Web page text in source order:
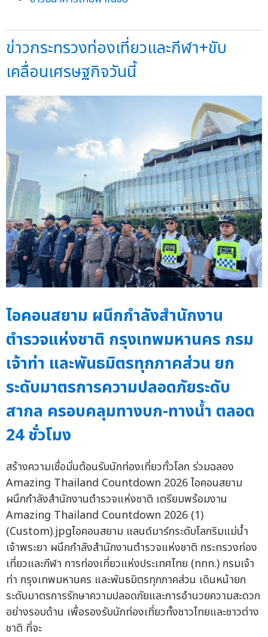
ข่าวกระทรวงท่องเที่ยวและกีฬา+ขับ
เคลื่อนเศรษฐกิจวันนี้
ไอคอนสยาม ผนึกกำลังสำนักงาน
ตำรวจแห่งชาติ กรุงเทพมหานคร กรม
เจ้าท่า และพันธมิตรทุกภาคส่วน ยก
ระดับมาตรการความปลอดภัยระดับ
สากล ครอบคลุมทางบก-ทางน้ำ ตลอด
24 ชั่วโมง
สร้างความเชื่อมั่นต้อนรับนักท่องเที่ยวทั่วโลก ร่วมฉลอง
Amazing Thailand Countdown 2026 ไอคอนสยาม
ผนึกกำลังสำนักงานตำรวจแห่งชาติ เตรียมพร้อมงาน
Amazing Thailand Countdown 2026 (1)
(Custom).jpgไอคอนสยาม แลนด์มาร์กระดับโลกริมแม่น้ำ
เจ้าพระยา ผนึกกำลังสำนักงานตำรวจแห่งชาติ กระทรวงท่อง
เที่ยวและกีฬา การท่องเที่ยวแห่งประเทศไทย (ททท.) กรมเจ้า
ท่า กรุงเทพมหานคร และพันธมิตรทุกภาคส่วน เดินหน้ายก
ระดับมาตรการรักษาความปลอดภัยและการอำนวยความสะดวก
อย่างรอบด้าน เพื่อรองรับนักท่องเที่ยวทั้งชาวไทยและชาวต่าง
ชาติ ที่จะ